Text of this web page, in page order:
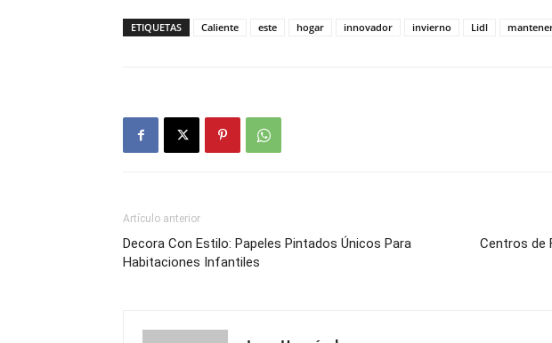
ETIQUETAS Caliente este hogar innovador invierno Lidl
Artículo anterior
Decora Con Estilo: Papeles Pintados Únicos Para
Habitaciones Infantiles
Centros de